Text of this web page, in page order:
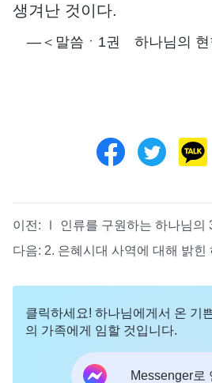
생겨난 것이다.
―＜말씀ㆍ1권 하나님의 현
이전:
Ⅰ 인류를 구원하는 하나님의
다음: 2. 은혜시대 사역에 대해 밝힌
클릭하세요! 하나님에게서 온 기
의 가족에게 임할 것입니다.
Messenger로